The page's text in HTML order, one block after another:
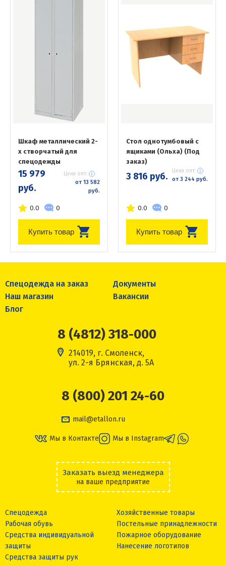
Шкаф металлический 2-
х створчатый для
спецодежды
15 979
руб.
Цена опт:
от 13 582
руб.
0.0 0
Купить товар
Стол однотумбовый с
ящиками (Ольха) (Под
заказ)
3 816 руб. Цена опт:
от 3 244 руб.
0.0 0
Купить товар
Спецодежда на заказ
Документы
Наш магазин
Вакансии
Блог
8 (4812) 318-000
214019, г. Смоленск,
ул. 2-я Брянская, д. 5А
8 (800) 201 24-60
mail@etallon.ru
Мы в Контакте Мы в Instagram
Заказать выезд менеджера
на ваше предприятие
Спецодежда
Рабочая обувь
Средства индивидуальной
защиты
Средства защиты рук
Хозяйственные товары
Постельные принадлежности
Пожарное оборудование
Нанесение логотипов